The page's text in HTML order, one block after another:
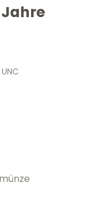
Jahre